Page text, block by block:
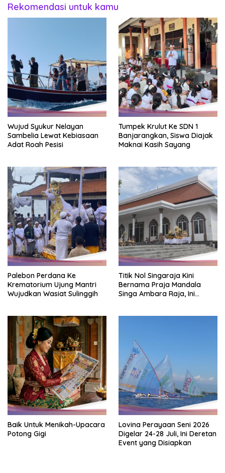
Rekomendasi untuk kamu
Wujud Syukur Nelayan
Sambelia Lewat Kebiasaan
Adat Roah Pesisi
Tumpek Krulut Ke SDN 1
Banjarangkan, Siswa Diajak
Maknai Kasih Sayang
Palebon Perdana Ke
Krematorium Ujung Mantri
Wujudkan Wasiat Sulinggih
Titik Nol Singaraja Kini
Bernama Praja Mandala
Singa Ambara Raja, Ini
Baik Untuk Menikah-Upacara
Potong Gigi
Lovina Perayaan Seni 2026
Digelar 24-28 Juli, Ini Deretan
Event yang Disiapkan